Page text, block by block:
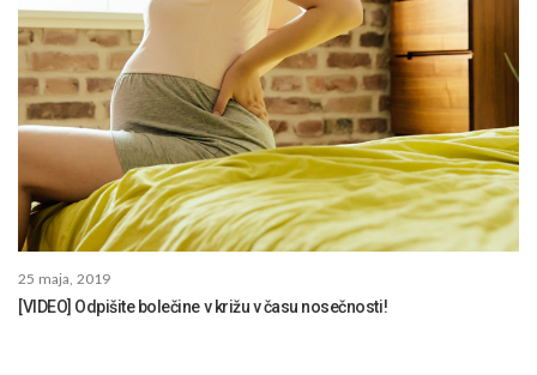
25 maja, 2019
[VIDEO] Odpišite bolečine v križu v času nosečnosti!